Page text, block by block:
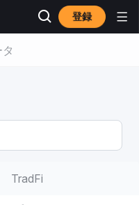
登録
TradFi